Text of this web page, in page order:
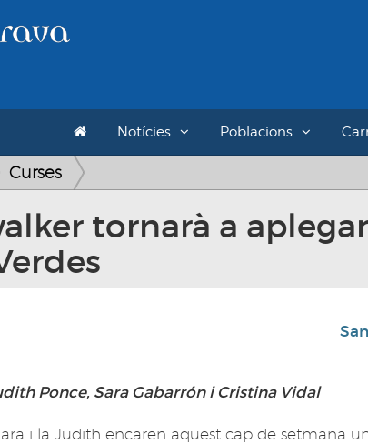
Notícies Poblacions
Curses
tornarà a
Ponce, Sara Gabarrón i Cristina Vidal
i la Judith encaren aquest cap de setmana